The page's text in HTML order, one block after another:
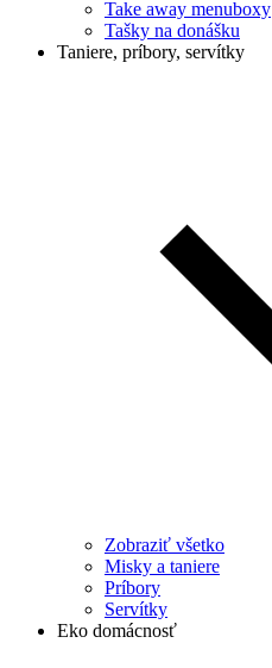
Take away menuboxy
Tašky na donášku
Taniere, príbory, servítky
Zobraziť všetko
Misky a taniere
Príbory
Servítky
Eko domácnosť